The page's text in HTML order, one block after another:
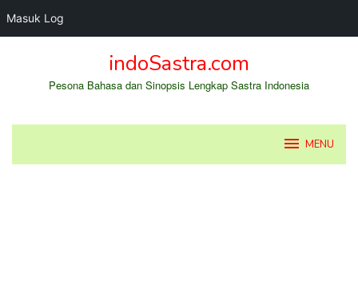
Masuk Log
indoSastra.com
Pesona Bahasa dan Sinopsis Lengkap Sastra Indonesia
MENU